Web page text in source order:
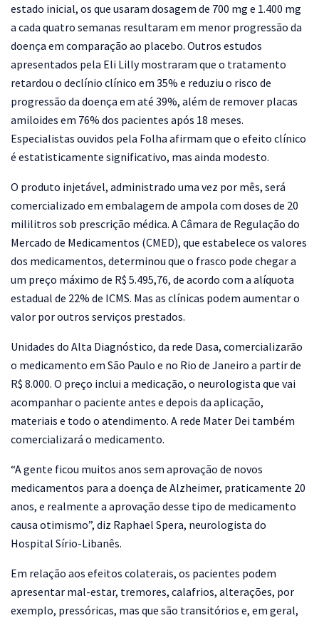
estado inicial, os que usaram dosagem de 700 mg e 1.400 mg
a cada quatro semanas resultaram em menor progressão da
doença em comparação ao placebo. Outros estudos
apresentados pela Eli Lilly mostraram que o tratamento
retardou o declínio clínico em 35% e reduziu o risco de
progressão da doença em até 39%, além de remover placas
amiloides em 76% dos pacientes após 18 meses.
Especialistas ouvidos pela Folha afirmam que o efeito clínico
é estatisticamente significativo, mas ainda modesto.
O produto injetável, administrado uma vez por mês, será
comercializado em embalagem de ampola com doses de 20
mililitros sob prescrição médica. A Câmara de Regulação do
Mercado de Medicamentos (CMED), que estabelece os valores
dos medicamentos, determinou que o frasco pode chegar a
um preço máximo de R$ 5.495,76, de acordo com a alíquota
estadual de 22% de ICMS. Mas as clínicas podem aumentar o
valor por outros serviços prestados.
Unidades do Alta Diagnóstico, da rede Dasa, comercializarão
o medicamento em São Paulo e no Rio de Janeiro a partir de
R$ 8.000. O preço inclui a medicação, o neurologista que vai
acompanhar o paciente antes e depois da aplicação,
materiais e todo o atendimento. A rede Mater Dei também
comercializará o medicamento.
“A gente ficou muitos anos sem aprovação de novos
medicamentos para a doença de Alzheimer, praticamente 20
anos, e realmente a aprovação desse tipo de medicamento
causa otimismo”, diz Raphael Spera, neurologista do
Hospital Sírio-Libanês.
Em relação aos efeitos colaterais, os pacientes podem
apresentar mal-estar, tremores, calafrios, alterações, por
exemplo, pressóricas, mas que são transitórios e, em geral,